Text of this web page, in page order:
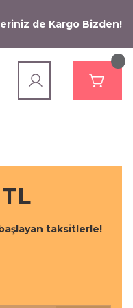
de Kargo Bizden!
taksitlerle!